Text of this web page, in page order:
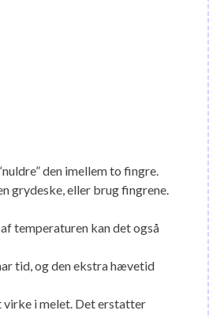
den imellem to fingre.
grydeske, eller brug fingrene.
temperaturen kan det også
tid, og den ekstra hævetid
i melet. Det erstatter